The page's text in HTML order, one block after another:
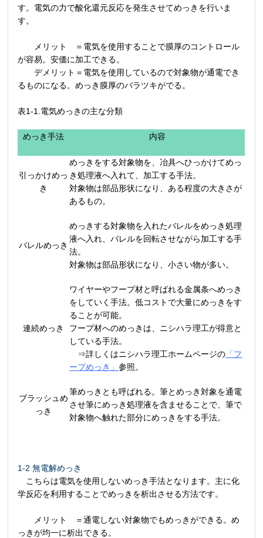
す。電気の力で酸化還元反応を発生させてめっきを行いま
す。
メリット ＝電気を使用することで膜厚のコントロール
が容易。安価に加工できる。
デメリット＝電気を使用しているので対象物が通電でき
るものになる。めっき膜厚のバラツキがでる。
表1-1.電気めっきの主な分類
めっき手法 内容
引っかけめっ
き
めっきをする対象物を、冶具へひっかけてめっ
き処理液へ入れて、加工する手法。
対象物は部品形状になり、ある程度の大きさが
あるもの。
バレルめっき
めっきする対象物を入れたバレルをめっき処理
液へ入れ、バレルを回転させながら加工する手
法。
対象物は部品形状になり、小さい物が多い。
連続めっき
ワイヤーやフープ材と呼ばれる金属条へめっき
をしていく手法。低コストで大量にめっきをす
ることが可能。
フープ材へのめっきは、ニシハラ理工が得意と
している手法。
⇒詳しくはニシハラ理工ホームページの 「フ
ープめっき」参照。
ブラッシュめ
っき
筆めっきとも呼ばれる。筆とめっき対象を通電
させ筆にめっき処理液を含ませることで、筆で
対象物へ触れた部分にめっきをする手法。
1-2 無電解めっき
こちらは電気を使用しないめっき手法となります。主に化
学反応を利用することでめっきを析出させる方法です。
メリット ＝通電しない対象物でもめっきができる。め
っきが均一に析出できる。